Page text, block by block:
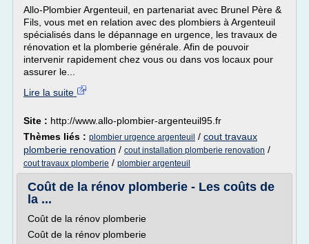
Allo-Plombier Argenteuil, en partenariat avec Brunel Père &
Fils, vous met en relation avec des plombiers à Argenteuil
spécialisés dans le dépannage en urgence, les travaux de
rénovation et la plomberie générale. Afin de pouvoir
intervenir rapidement chez vous ou dans vos locaux pour
assurer le...
Lire la suite
Site : http://www.allo-plombier-argenteuil95.fr
Thèmes liés : plombier urgence argenteuil / cout travaux
plomberie renovation / cout installation plomberie renovation /
cout travaux plomberie / plombier argenteuil
Coût de la rénov plomberie - Les coûts de
la ...
Coût de la rénov plomberie
Coût de la rénov plomberie